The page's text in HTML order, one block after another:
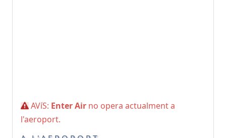
AVíS: Enter Air no opera actualment a
l'aeroport.